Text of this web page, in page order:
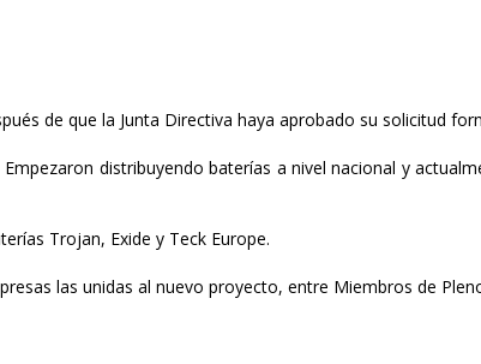
de que la Junta Directiva haya aprobado su solicitud
distribuyendo baterías a nivel nacional y
Trojan, Exide y Teck Europe.
las unidas al nuevo proyecto, entre Miembros de